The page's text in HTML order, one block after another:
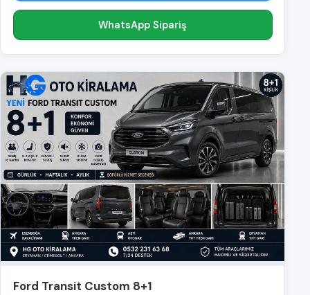
WhatsApp Sipariş
Ford Transit Custom 8+1